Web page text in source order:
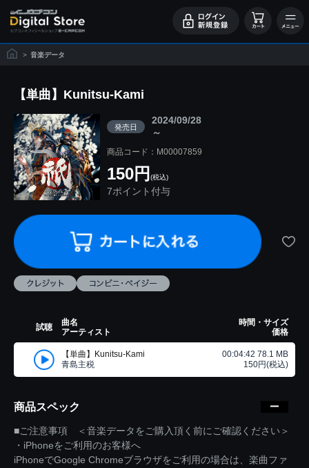
> 音楽データ
【単曲】Kunitsu-Kami
発売日
2024/09/28
～
商品コード：M00007859
150円 (税込)
7ポイント付与
試聴
曲名
アーティスト
時間・サイズ
価格
【単曲】Kunitsu-Kami
青島主税
00:04:42 78.1 MB
150円(税込)
商品スペック
■ご注意事項 ＜音楽データをご購入頂く前にご確認ください＞
・iPhoneをご利用のお客様へ
iPhoneでGoogle Chromeブラウザをご利用の場合は、楽曲ファ